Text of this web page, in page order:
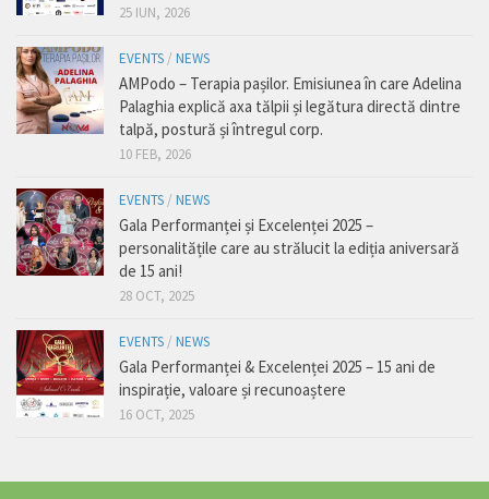
25 IUN, 2026
EVENTS / NEWS
AMPodo – Terapia pașilor. Emisiunea în care Adelina
Palaghia explică axa tălpii și legătura directă dintre
talpă, postură și întregul corp.
10 FEB, 2026
EVENTS / NEWS
Gala Performanței și Excelenței 2025 –
personalitățile care au strălucit la ediția aniversară
de 15 ani!
28 OCT, 2025
EVENTS / NEWS
Gala Performanței & Excelenței 2025 – 15 ani de
inspirație, valoare și recunoaștere
16 OCT, 2025